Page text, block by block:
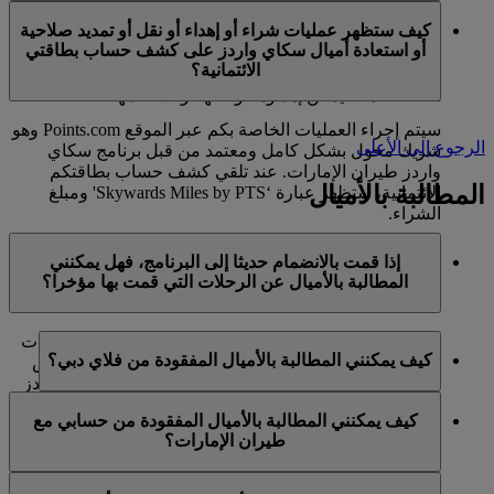
يستخدمون حسابا شخصيا في برنامج سكاي واردز لطيران
الإمارات ولا تنطبق على حسابات برنامج العائلة. وهذا يعني أنه
لا يمكن شراء أميال سكاي واردز إضافية لحسابات برنامج
العائلة، كما لا يمكن إهداؤها أو نقلها أو استعادتها.
كيف ستظهر عمليات شراء أو إهداء أو نقل أو تمديد صلاحية
أو استعادة أميال سكاي واردز على كشف حساب بطاقتي
الائتمانية؟
سيتم إجراء العمليات الخاصة بكم عبر الموقع Points.com وهو
شريك مخول بشكل كامل ومعتمد من قبل برنامج سكاي
واردز طيران الإمارات. عند تلقي كشف حساب بطاقتكم
الائتمانية، ستظهر عبارة ‘Skywards Miles by PTS' ومبلغ
الشراء.
يرجى زيارة هذهالصفحة للحصول على المزيد من المعلومات.
الرجوع إلى الأعلى
المطالبة بالأميال
إذا قمت بالانضمام حديثا إلى البرنامج، فهل يمكنني
المطالبة بالأميال عن الرحلات التي قمت بها مؤخرا؟
نعم، يمكن للأعضاء الجدد المطالبة بالأميال بالنسبة للرحلات
التي تم القيام بها مع طيران الإمارات وفلاي دبي وكوانتاس
قبل ما يصل إلى شهرين من تاريخ التسجيل في سكاي واردز
ومع ذلك، فإن أي معاملات أخرى، مثل الرحلات مع الخطوط
كيف يمكنني المطالبة بالأميال المفقودة من فلاي دبي؟
تسجيل الدخول وإرسال مطالبة عبر الإنترنت على الموقع
كيف يمكنني المطالبة بالأميال المفقودة من حسابي مع
طيران الإمارات؟